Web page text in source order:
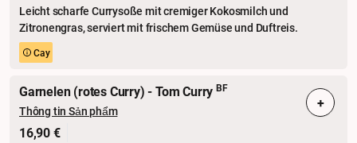
Leicht scharfe Currysoße mit cremiger Kokosmilch und
Zitronengras, serviert mit frischem Gemüse und Duftreis.
Cay
Garnelen (rotes Curry) - Tom Curry BF
Thông tin Sản phẩm
16,90 €
+